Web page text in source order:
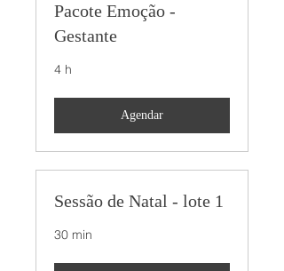
Pacote Emoção -
Gestante
4 h
Agendar
Sessão de Natal - lote 1
30 min